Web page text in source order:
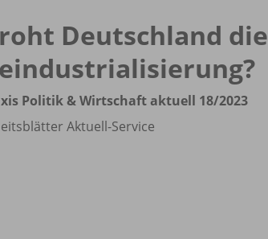
Deutschland die
Politik & Wirtschaft aktuell 18/2023
Aktuell-Service